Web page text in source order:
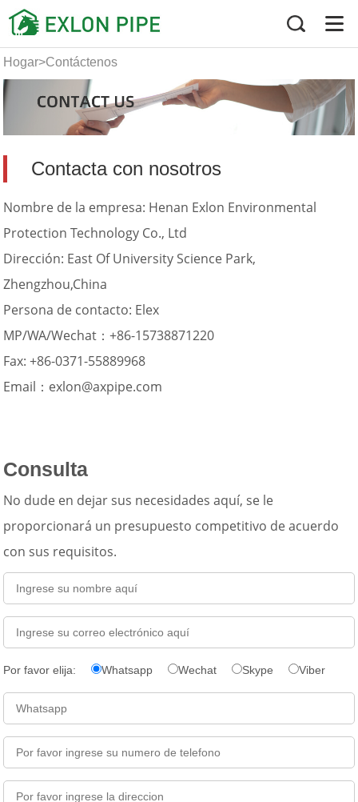
Hogar>Contáctenos
Contacta con nosotros
Nombre de la empresa: Henan Exlon Environmental
Protection Technology Co., Ltd
Dirección: East Of University Science Park,
Zhengzhou,China
Persona de contacto: Elex
MP/WA/Wechat：+86-15738871220
Fax: +86-0371-55889968
Email： exlon@axpipe.com
Consulta
No dude en dejar sus necesidades aquí, se le
proporcionará un presupuesto competitivo de acuerdo
con sus requisitos.
Por favor elija: Whatsapp Wechat Skype Viber